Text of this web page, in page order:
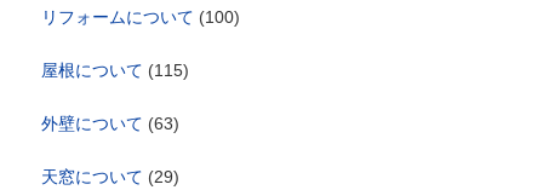
リフォームについて (100)
屋根について (115)
外壁について (63)
天窓について (29)